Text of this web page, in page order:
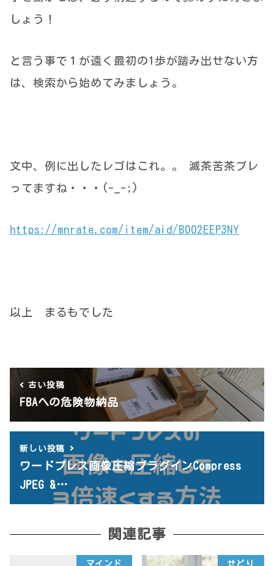
しょう！
と言う事で１が遠く最初の1歩が踏み出せない方
は、検索から始めてみましょう。
文中、例に出したレゴはこれ。。 滅茶苦茶プレ
ってますね・・・(-_-;)
https://mnrate.com/item/aid/B002EEP3NY
以上 まるもでした
古い投稿
FBAへの危険物納品
新しい投稿
ワードプレス画像圧縮プラグインCompress
JPEG &…
関連記事
マインド せどり